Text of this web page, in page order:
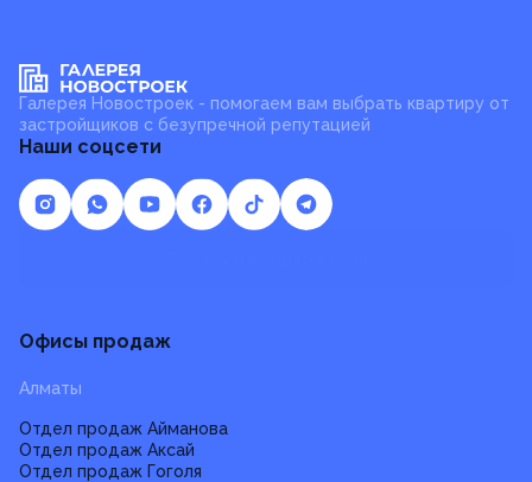
Галерея Новостроек - помогаем вам выбрать квартиру от
застройщиков с безупречной репутацией
Наши соцсети
Офисы продаж
Алматы
Отдел продаж Айманова
Отдел продаж Аксай
Отдел продаж Гоголя